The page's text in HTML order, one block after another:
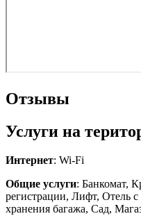
Отзывы
Услуги на
Интернет: Wi-Fi
Общие услуги: Банкомат,
регистрации, Лифт, Отель
хранения багажа, Сад,